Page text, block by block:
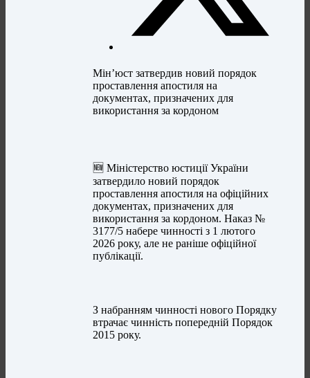
Мін’юст затвердив новий порядок
проставлення апостиля на
документах, призначених для
використання за кордоном
🆕 Міністерство юстиції України
затвердило новий порядок
проставлення апостиля на офіційних
документах, призначених для
використання за кордоном. Наказ №
3177/5 набере чинності з 1 лютого
2026 року, але не раніше офіційної
публікації.
З набранням чинності нового Порядку
втрачає чинність попередній Порядок
2015 року.